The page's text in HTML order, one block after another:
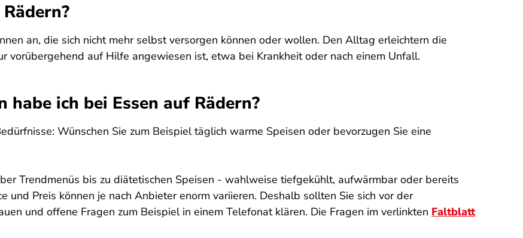
an, die sich nicht mehr selbst versorgen können oder wollen. Den Alltag erleichtern die
vorübergehend auf Hilfe angewiesen ist, etwa bei Krankheit oder nach einem Unfall.
ich bei Essen auf Rädern?
Wünschen Sie zum Beispiel täglich warme Speisen oder bevorzugen Sie eine
Trendmenüs bis zu diätetischen Speisen - wahlweise tiefgekühlt, aufwärmbar oder bereits
Preis können je nach Anbieter enorm variieren. Deshalb sollten Sie sich vor der
und offene Fragen zum Beispiel in einem Telefonat klären. Die Fragen im verlinkten Faltblatt